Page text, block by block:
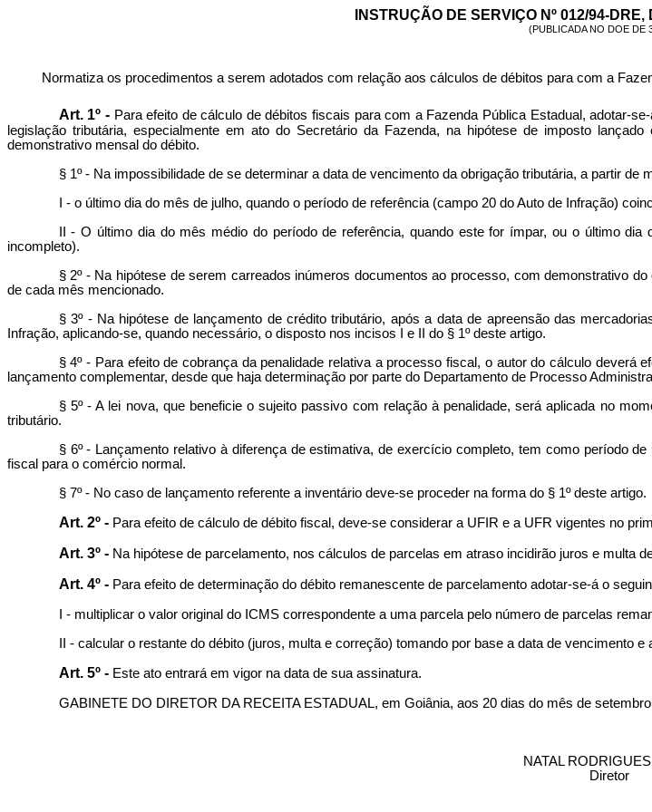
INSTRUÇÃO DE SERVIÇO Nº 012/94-
(PUBLICADA NO DOE DE
Normatiza os procedimentos a serem adotados com relação aos cálculos de débitos para com a
Art. 1º - Para efeito de cálculo de débitos fiscais para com a Fazenda Pública Estadual, adotar-
legislação tributária, especialmente em ato do Secretário da Fazenda, na hipótese de imposto
demonstrativo mensal do débito.
§ 1º - Na impossibilidade de se determinar a data de vencimento da obrigação tributária, a partir de
I - o último dia do mês de julho, quando o período de referência (campo 20 do Auto de Infração)
II - O último dia do mês médio do período de referência, quando este for ímpar, ou o último
incompleto).
§ 2º - Na hipótese de serem carreados inúmeros documentos ao processo, com demonstrativo
de cada mês mencionado.
§ 3º - Na hipótese de lançamento de crédito tributário, após a data de apreensão das
Infração, aplicando-se, quando necessário, o disposto nos incisos I e II do § 1º deste artigo.
§ 4º - Para efeito de cobrança da penalidade relativa a processo fiscal, o autor do cálculo
lançamento complementar, desde que haja determinação por parte do Departamento de Processo
§ 5º - A lei nova, que beneficie o sujeito passivo com relação à penalidade, será aplicada no
tributário.
§ 6º - Lançamento relativo à diferença de estimativa, de exercício completo, tem como período
fiscal para o comércio normal.
§ 7º - No caso de lançamento referente a inventário deve-se proceder na forma do § 1º deste artigo.
Art. 2º - Para efeito de cálculo de débito fiscal, deve-se considerar a UFIR e a UFR vigentes no
Art. 3º - Na hipótese de parcelamento, nos cálculos de parcelas em atraso incidirão juros e multa
Art. 4º - Para efeito de determinação do débito remanescente de parcelamento adotar-se-á o
I - multiplicar o valor original do ICMS correspondente a uma parcela pelo número de parcelas
II - calcular o restante do débito (juros, multa e correção) tomando por base a data de vencimento
Art. 5º - Este ato entrará em vigor na data de sua assinatura.
GABINETE DO DIRETOR DA RECEITA ESTADUAL, em Goiânia, aos 20 dias do mês de
NATAL
Diretor